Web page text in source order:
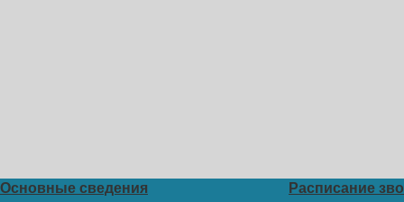
Основные сведения
Расписание